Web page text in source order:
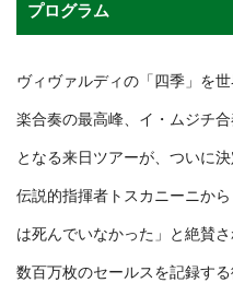
プログラム
ヴィヴァルディの「四季」を
楽合奏の最高峰、イ・ムジチ
となる来日ツアーが、ついに決
伝説的指揮者トスカニーニか
は死んでいなかった」と絶賛
数百万枚のセールスを記録す